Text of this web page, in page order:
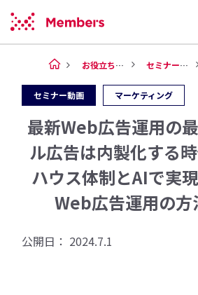
お役立ち情報 セミナー動画
セミナー動画 マーケティング
最新Web広告運用の
ル広告は内製化する
ハウス体制とAIで実
Web広告運用の方
公開日： 2024.7.1